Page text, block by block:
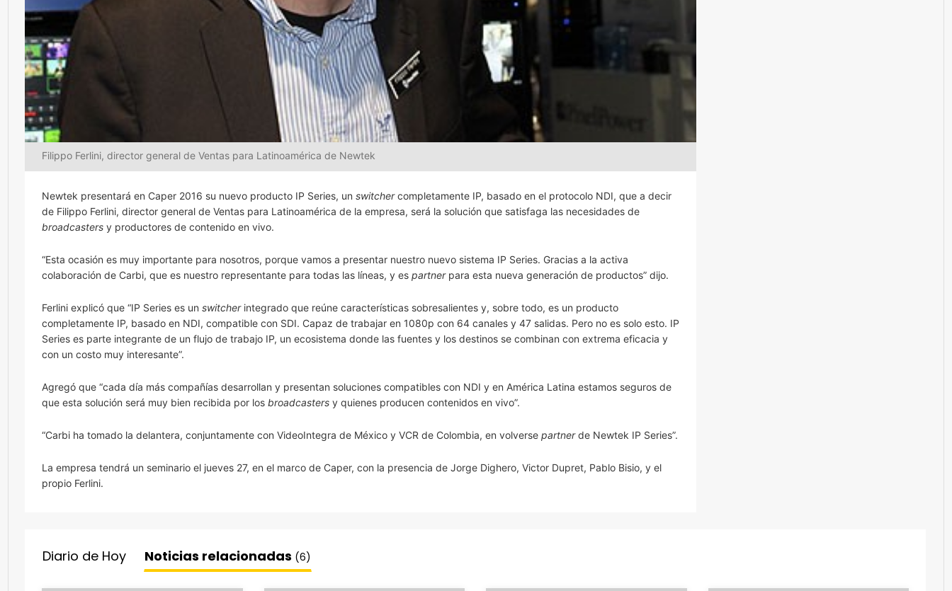
Filippo Ferlini, director general de Ventas para Latinoamérica de Newtek
Newtek presentará en Caper 2016 su nuevo producto IP Series, un switchercompletamente IP, basado en el protocolo NDI, que a decir
de Filippo Ferlini, director general de Ventas para Latinoamérica de la empresa, será la solución que satisfaga las necesidades de
broadcasters y productores de contenido en vivo.
“Esta ocasión es muy importante para nosotros, porque vamos a presentar nuestro nuevo sistema IP Series. Gracias a la activa
colaboración de Carbi, que es nuestro representante para todas las líneas, y es partnerpara esta nueva generación de productos” dijo.
Ferlini explicó que “IP Series es un switcherintegrado que reúne características sobresalientes y, sobre todo, es un producto
completamente IP, basado en NDI, compatible con SDI. Capaz de trabajar en 1080p con 64 canales y 47 salidas. Pero no es solo esto. IP
Series es parte integrante de un flujo de trabajo IP, un ecosistema donde las fuentes y los destinos se combinan con extrema eficacia y
con un costo muy interesante”.
Agregó que “cada día más compañías desarrollan y presentan soluciones compatibles con NDI y en América Latina estamos seguros de
que esta solución será muy bien recibida por los broadcasters y quienes producen contenidos en vivo”.
“Carbi ha tomado la delantera, conjuntamente con VideoIntegra de México y VCR de Colombia, en volverse partnerde Newtek IP Series”.
La empresa tendrá un seminario el jueves 27, en el marco de Caper, con la presencia de Jorge Dighero, Victor Dupret, Pablo Bisio, y el
propio Ferlini.
Diario de Hoy Noticias relacionadas (6)